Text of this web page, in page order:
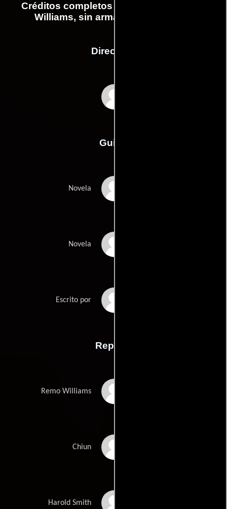
Créditos completos de la película Remo
Williams, sin armas pero mortífero
Dirección
Guión
Novela
Novela
Escrito por
Reparto
Remo Williams
Chiun
Harold Smith